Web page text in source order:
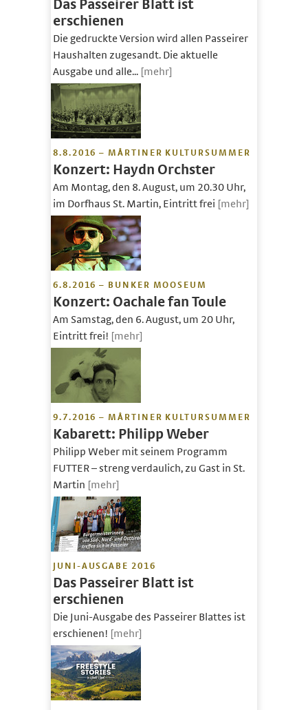
Das Passeirer Blatt ist
erschienen
Die gedruckte Version wird allen Passeirer
Haushalten zugesandt. Die aktuelle
Ausgabe und alle... [mehr]
8.8.2016 – MÅRTINER KULTURSUMMER
Konzert: Haydn Orchster
Am Montag, den 8. August, um 20.30 Uhr,
im Dorfhaus St. Martin, Eintritt frei [mehr]
6.8.2016 – BUNKER MOOSEUM
Konzert: Oachale fan Toule
Am Samstag, den 6. August, um 20 Uhr,
Eintritt frei! [mehr]
9.7.2016 – MÅRTINER KULTURSUMMER
Kabarett: Philipp Weber
Philipp Weber mit seinem Programm
FUTTER – streng verdaulich, zu Gast in St.
Martin [mehr]
JUNI-AUSGABE 2016
Das Passeirer Blatt ist
erschienen
Die Juni-Ausgabe des Passeirer Blattes ist
erschienen! [mehr]